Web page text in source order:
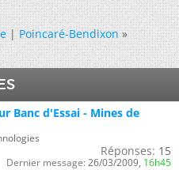
|Poincaré-Bendixon »
Banc d'Essai - Mines de
Réponses: 15
Dernier message: 26/03/2009, 16h45